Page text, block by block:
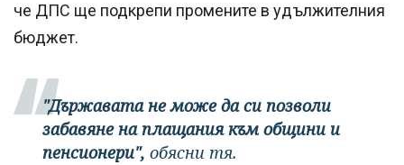
че ДПС ще подкрепи промените в удължителния
бюджет.
"Държавата не може да си позволи
забавяне на плащания към общини и
пенсионери", обясни тя.